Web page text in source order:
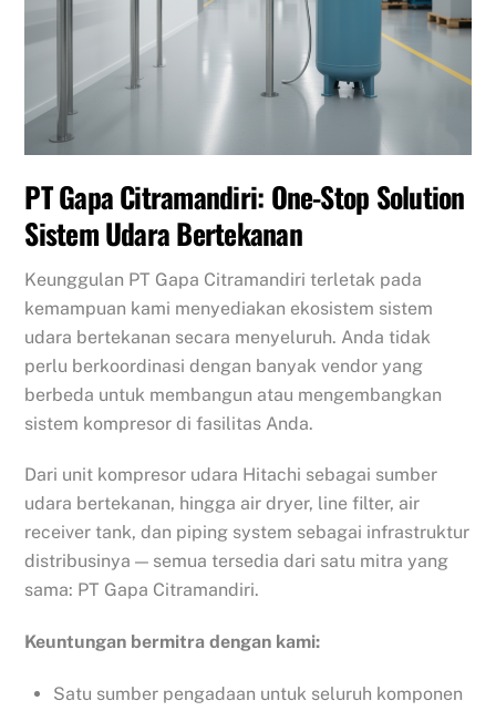
PT Gapa Citramandiri: One-Stop Solution
Sistem Udara Bertekanan
Keunggulan PT Gapa Citramandiri terletak pada
kemampuan kami menyediakan ekosistem sistem
udara bertekanan secara menyeluruh. Anda tidak
perlu berkoordinasi dengan banyak vendor yang
berbeda untuk membangun atau mengembangkan
sistem kompresor di fasilitas Anda.
Dari unit kompresor udara Hitachi sebagai sumber
udara bertekanan, hingga air dryer, line filter, air
receiver tank, dan piping system sebagai infrastruktur
distribusinya — semua tersedia dari satu mitra yang
sama: PT Gapa Citramandiri.
Keuntungan bermitra dengan kami:
Satu sumber pengadaan untuk seluruh komponen